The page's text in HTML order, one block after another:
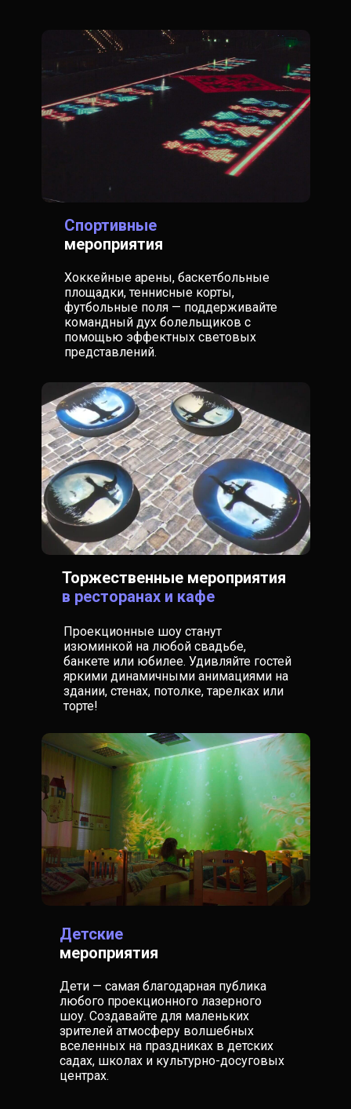
Спортивные
мероприятия
Торжественные мероприятия
в ресторанах и кафе
Хоккейные арены, баскетбольные
площадки, теннисные корты,
футбольные поля — поддерживайте
командный дух болельщиков с
помощью эффектных световых
представлений.
Проекционные шоу станут
изюминкой на любой свадьбе,
банкете или юбилее. Удивляйте гостей
яркими динамичными анимациями на
здании, стенах, потолке, тарелках или
торте!
Детские
мероприятия
Дети — самая благодарная публика
любого проекционного лазерного
шоу. Создавайте для маленьких
зрителей атмосферу волшебных
вселенных на праздниках в детских
садах, школах и культурно-досуговых
центрах.